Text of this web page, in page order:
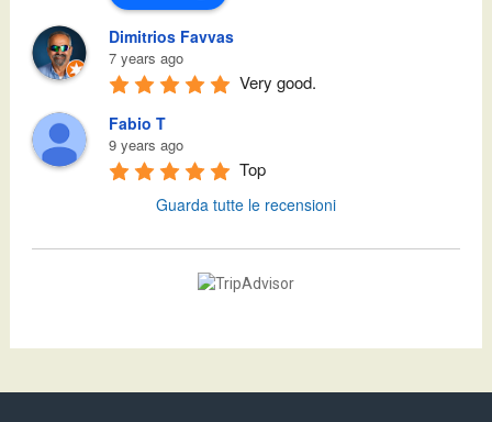
Dimitrios Favvas
7 years ago
Very good.
Fabio T
9 years ago
Top
Guarda tutte le recensioni